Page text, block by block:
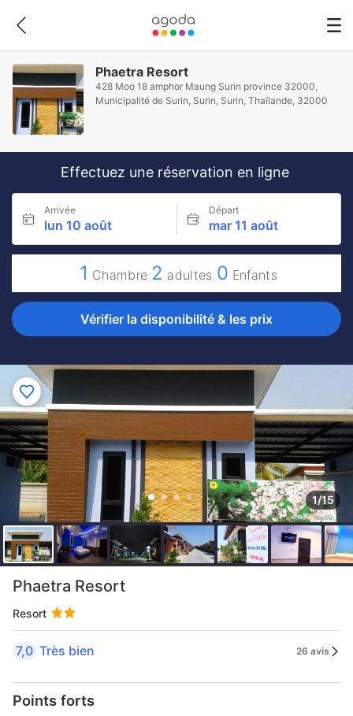
Phaetra Resort
428 Moo 18 amphor Maung Surin province 32000,
Municipalité de Surin, Surin, Surin, Thaïlande, 32000
Effectuez une réservation en ligne
Arrivée
lun 10 août
Départ
mar 11 août
1 Chambre 2 adultes 0 Enfants
Vérifier la disponibilité & les prix
1/15
Phaetra Resort
Resort
7,0 Très bien 26 avis
Points forts